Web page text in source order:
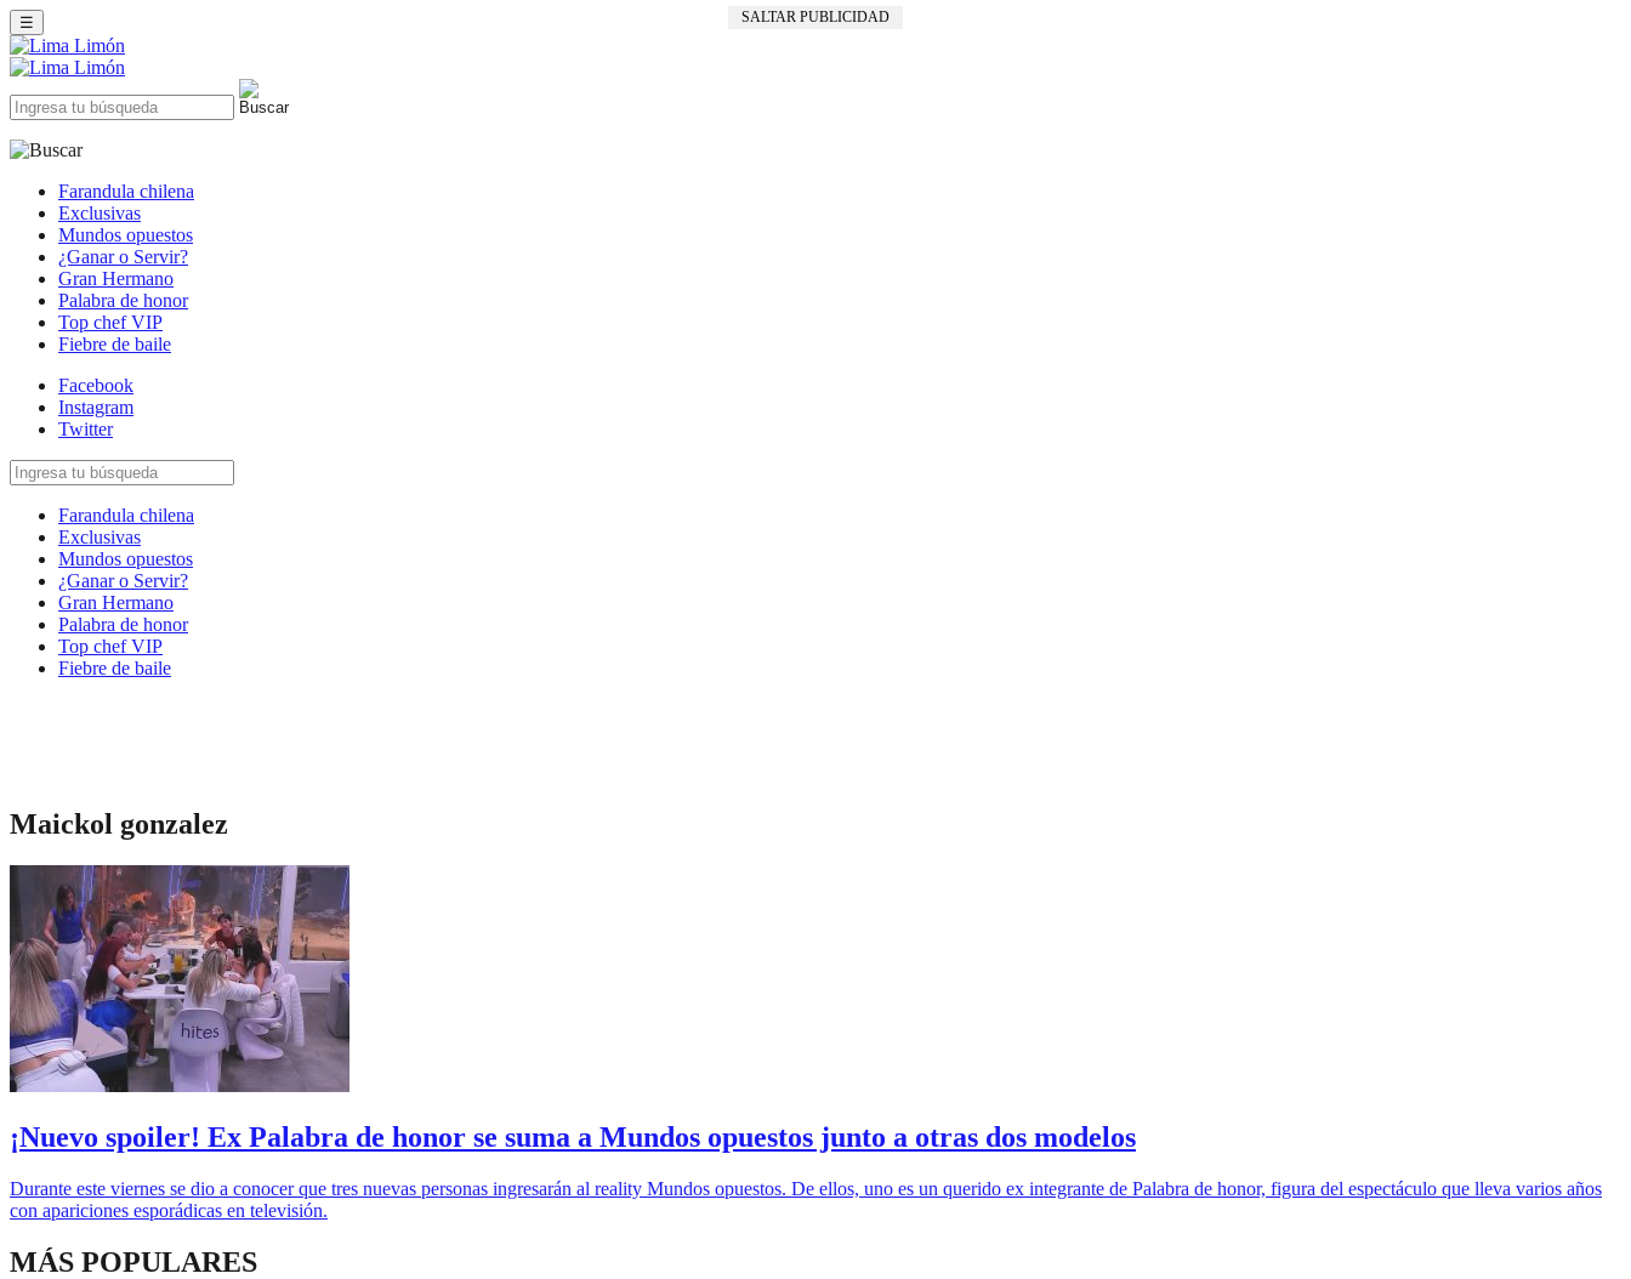
SALTAR PUBLICIDAD
☰
Farandula chilena
Exclusivas
Mundos opuestos
¿Ganar o Servir?
Gran Hermano
Palabra de honor
Top chef VIP
Fiebre de baile
Facebook
Instagram
Twitter
Farandula chilena
Exclusivas
Mundos opuestos
¿Ganar o Servir?
Gran Hermano
Palabra de honor
Top chef VIP
Fiebre de baile
Maickol gonzalez
¡Nuevo spoiler! Ex Palabra de honor se suma a Mundos opuestos junto a otras dos modelos
Durante este viernes se dio a conocer que tres nuevas personas ingresarán al reality Mundos opuestos. De ellos, uno es un querido ex integrante de Palabra de honor, figura del espectáculo que lleva varios años
con apariciones esporádicas en televisión.
MÁS POPULARES